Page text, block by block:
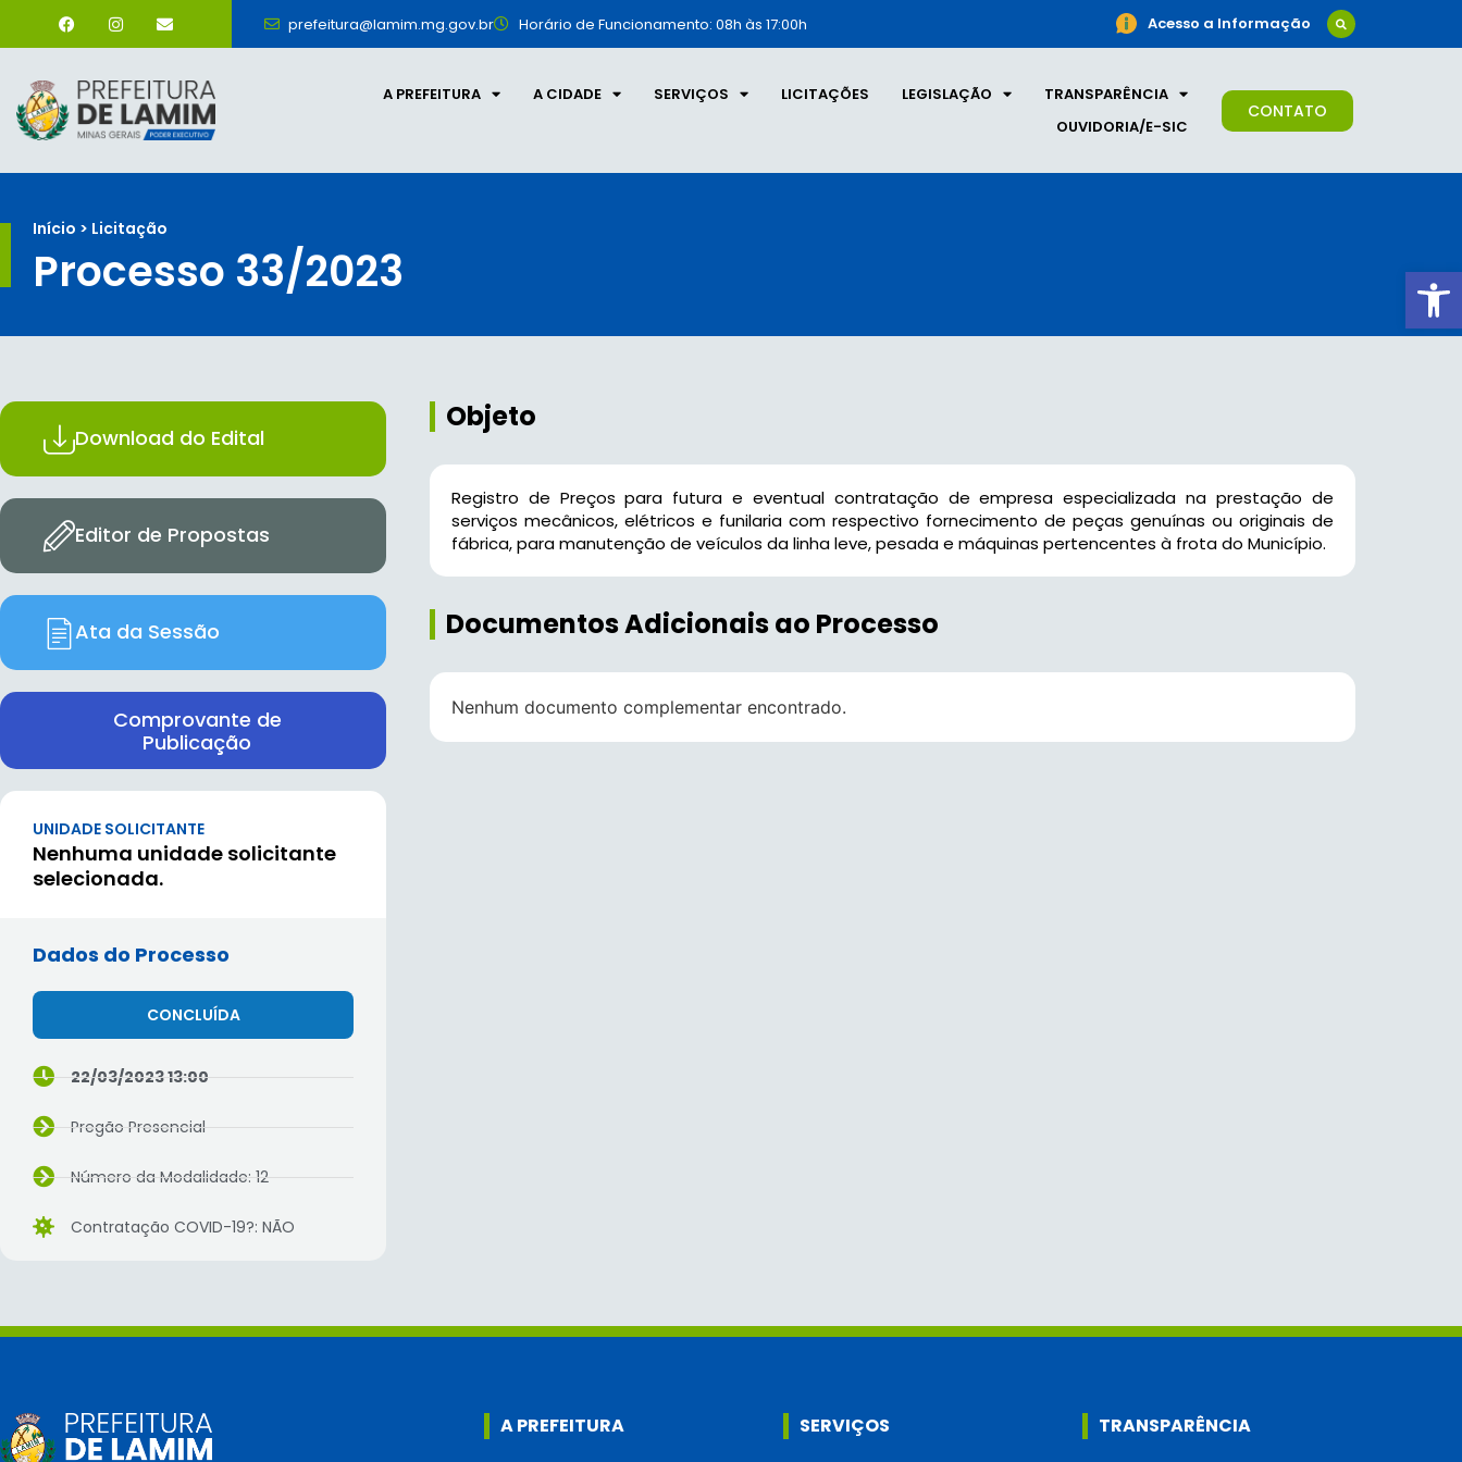
prefeitura@lamim.mg.gov.br Horário de Funcionamento: 08h às 17:00h Acesso a Informação
A PREFEITURA A CIDADE SERVIÇOS LICITAÇÕES LEGISLAÇÃO
TRANSPARÊNCIA
OUVIDORIA/E-SIC
CONTATO
Início > Licitação
Processo 33/2023
Download do Edital
Editor de Propostas
Ata da Sessão
Comprovante de
Publicação
UNIDADE SOLICITANTE
Nenhuma unidade solicitante
selecionada.
Dados do Processo
CONCLUÍDA
22/03/2023 13:00
Pregão Presencial
Número da Modalidade: 12
Contratação COVID-19?: NÃO
Objeto
Registro de Preços para futura e eventual contratação de empresa especializada na prestação de
serviços mecânicos, elétricos e funilaria com respectivo fornecimento de peças genuínas ou originais de
fábrica, para manutenção de veículos da linha leve, pesada e máquinas pertencentes à frota do Município.
Documentos Adicionais ao Processo
Nenhum documento complementar encontrado.
A PREFEITURA SERVIÇOS TRANSPARÊNCIA